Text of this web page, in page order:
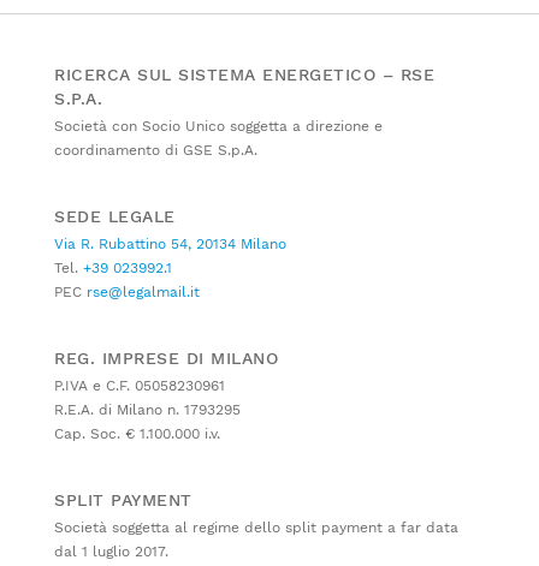
RICERCA SUL SISTEMA ENERGETICO – RSE
S.P.A.
Società con Socio Unico soggetta a direzione e
coordinamento di GSE S.p.A.
SEDE LEGALE
Via R. Rubattino 54, 20134 Milano
Tel. +39 023992.1
PEC rse@legalmail.it
REG. IMPRESE DI MILANO
P.IVA e C.F. 05058230961
R.E.A. di Milano n. 1793295
Cap. Soc. € 1.100.000 i.v.
SPLIT PAYMENT
Società soggetta al regime dello split payment a far data
dal 1 luglio 2017.